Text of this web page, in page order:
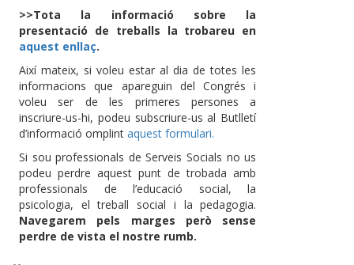
>>Tota la informació sobre la
presentació de treballs la trobareu en
aquest enllaç.
Així mateix, si voleu estar al dia de totes les
informacions que apareguin del Congrés i
voleu ser de les primeres persones a
inscriure-us-hi, podeu subscriure-us al Butlletí
d’informació omplint aquest formulari.
Si sou professionals de Serveis Socials no us
podeu perdre aquest punt de trobada amb
professionals de l’educació social, la
psicologia, el treball social i la pedagogia.
Navegarem pels marges però sense
perdre de vista el nostre rumb.